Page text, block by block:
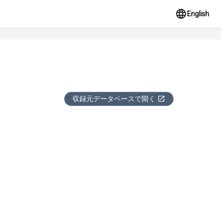
English
収録元データベースで開く